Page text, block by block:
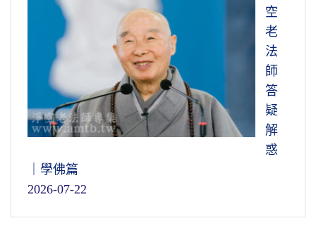
空
老
法
師
答
疑
解
惑
｜學佛篇
2026-07-22